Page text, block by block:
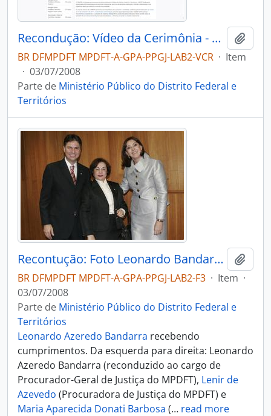
Recondução: Vídeo da Cerimônia - Leonardo Bandarra
BR DFMPDFT MPDFT-A-GPA-PPGJ-LAB2-VCR · Item
· 03/07/2008
Parte de Ministério Público do Distrito Federal e
Territórios
Recontução: Foto Leonardo Bandarra com Autoridades
BR DFMPDFT MPDFT-A-GPA-PPGJ-LAB2-F3 · Item ·
03/07/2008
Parte de Ministério Público do Distrito Federal e
Territórios
Leonardo Azeredo Bandarra recebendo
cumprimentos. Da esquerda para direita: Leonardo
Azeredo Bandarra (reconduzido ao cargo de
Procurador-Geral de Justiça do MPDFT), Lenir de
Azevedo (Procuradora de Justiça do MPDFT) e
Maria Aparecida Donati Barbosa (… read more